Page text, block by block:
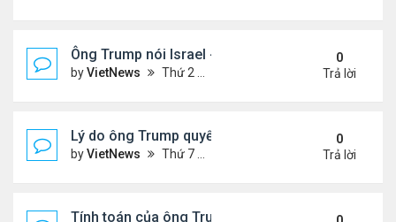
Ông Trump nói Israel - Iran đạt thỏa thuận ngừng
byVietNews Thứ 2 Tháng 6 23, 2025 5:45 pm
0
Trả lời
Lý do ông Trump quyết định không kích Iran
byVietNews Thứ 7 Tháng 6 21, 2025 11:14 pm
0
Trả lời
Tính toán của ông Trump khi lùi quyết định can